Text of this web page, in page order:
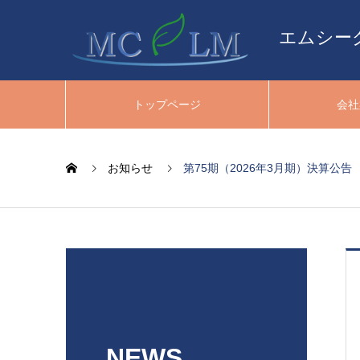
エムシー
トップページ 会
お知らせ 第75期（2026年3月期）決算公告